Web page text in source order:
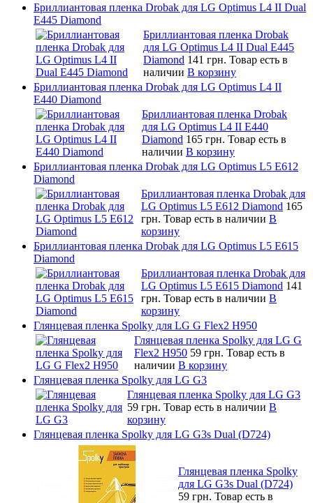
Бриллиантовая пленка Drobak для LG Optimus L4 II Dual
E445 Diamond
Бриллиантовая пленка Drobak
для LG Optimus L4 II Dual E445
Diamond 141 грн. Товар есть в
наличии В корзину
Бриллиантовая пленка Drobak для LG Optimus L4 II
E440 Diamond
Бриллиантовая пленка Drobak
для LG Optimus L4 II E440
Diamond 165 грн. Товар есть в
наличии В корзину
Бриллиантовая пленка Drobak для LG Optimus L5 E612
Diamond
Бриллиантовая пленка Drobak для
LG Optimus L5 E612 Diamond 165
грн. Товар есть в наличии В
корзину
Бриллиантовая пленка Drobak для LG Optimus L5 E615
Diamond
Бриллиантовая пленка Drobak для
LG Optimus L5 E615 Diamond 141
грн. Товар есть в наличии В
корзину
Глянцевая пленка Spolky для LG G Flex2 H950
Глянцевая пленка Spolky для LG G
Flex2 H950 59 грн. Товар есть в
наличии В корзину
Глянцевая пленка Spolky для LG G3
Глянцевая пленка Spolky для LG G3
59 грн. Товар есть в наличии В
корзину
Глянцевая пленка Spolky для LG G3s Dual (D724)
Глянцевая пленка Spolky
для LG G3s Dual (D724)
59 грн. Товар есть в